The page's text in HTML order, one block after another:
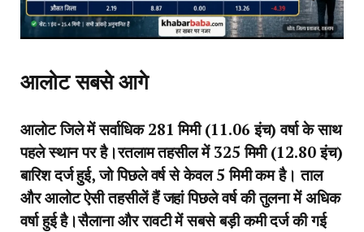
आलोट सबसे आगे
आलोट जिले में सर्वाधिक 281 मिमी (11.06 इंच) वर्षा के साथ
पहले स्थान पर है।रतलाम तहसील में 325 मिमी (12.80 इंच)
बारिश दर्ज हुई, जो पिछले वर्ष से केवल 5 मिमी कम है। ताल
और आलोट ऐसी तहसीलें हैं जहां पिछले वर्ष की तुलना में अधिक
वर्षा हुई है।सैलाना और रावटी में सबसे बड़ी कमी दर्ज की गई